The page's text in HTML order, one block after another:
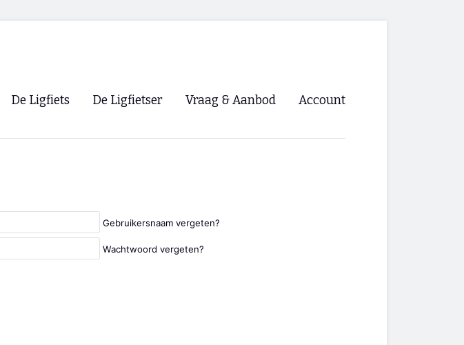
De Ligfiets De Ligfietser
Lokale Fietsverenigingen
Vraag & Aanbod Account
Gebruikersnaam vergeten?
Wachtwoord vergeten?